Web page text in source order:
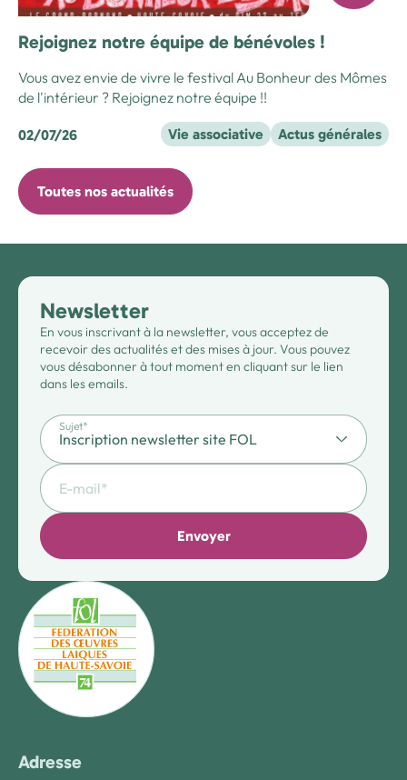
Rejoignez notre équipe de bénévoles !
Vous avez envie de vivre le festival Au Bonheur des Mômes
de l'intérieur ? Rejoignez notre équipe !!
02/07/26 Vie associative Actus générales
Toutes nos actualités
Newsletter
En vous inscrivant à la newsletter, vous acceptez de
recevoir des actualités et des mises à jour. Vous pouvez
vous désabonner à tout moment en cliquant sur le lien
dans les emails.
Sujet*
Envoyer
Adresse